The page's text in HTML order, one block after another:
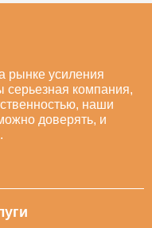
рынке усиления
серьезная компания,
наши
доверять, и